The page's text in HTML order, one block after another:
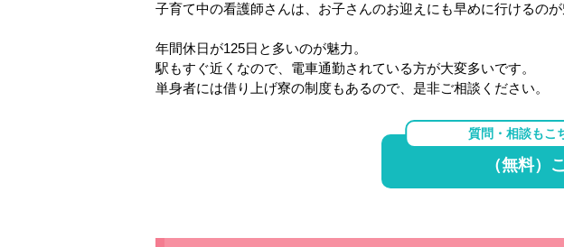
子育て中の看護師さんは、お子さんのお迎えにも早めに行けるのが
年間休日が125日と多いのが魅力。
駅もすぐ近くなので、電車通勤されている方が大変多いです。
単身者には借り上げ寮の制度もあるので、是非ご相談ください。
質問・相談もこ
（無料）